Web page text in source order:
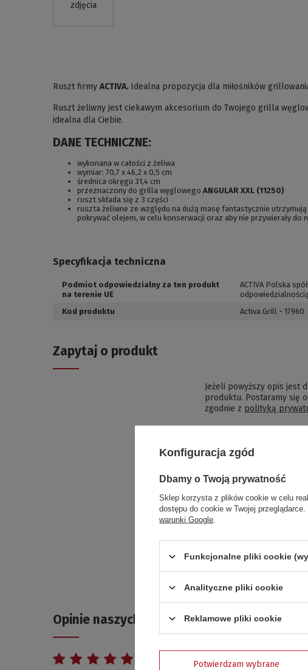
zdjęcia
Ruszt firmy ACTIVA. Idealna propozycja dla miłośników
Ruszt żeliwny jest ciekawym akcesorium do Twojego grilla
idealna dla Ciebie.
DANE TECHNICZNE:
wykonana w całości z żeliwa
wymiar: 70,7 x 46,2 x 0,5 cm
średnica okręgu 31,4 cm
przeznaczony do grilla węglowego ANGULAR XXL (11250)
ruszt składa się z 3 części
ruszta żeliwne ze względu na dużą masę fantastycznie
pokrywać olejem, w celu konserwacji oraz aby nie przywierały do
Specyfikacja techniczna
Podmiot odpowiedzialny za ten produkt
na terenie UE
ACTIVA Polska
Kod produktu Activa Grill - 17960
Zapytaj o produkt
Jeżeli powyższy opis jest
produktu. Postaramy się
zgodnie z polityką
Pytanie
Opinie naszych klientów
Konfiguracja zgód
Dbamy o Twoją prywatność
Sklep korzysta z plików cookie w celu
dostępu do cookie w Twojej
warunki Google
Funkcjonalne pliki cookie
Analityczne pliki cookie
Reklamowe pliki cookie
Potwierdzam wybrane